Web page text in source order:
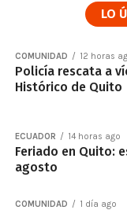
LO
COMUNIDAD 12 horas
Policía rescata a
Histórico de Quito
ECUADOR 14 horas ago
Feriado en Quito:
agosto
COMUNIDAD 1 día ago